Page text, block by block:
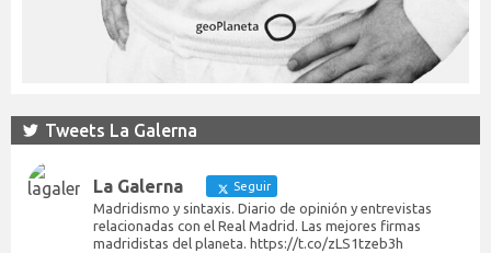
Tweets La Galerna
La Galerna Seguir
Madridismo y sintaxis. Diario de opinión y entrevistas
relacionadas con el Real Madrid. Las mejores firmas
madridistas del planeta. https://t.co/zLS1tzeb3h